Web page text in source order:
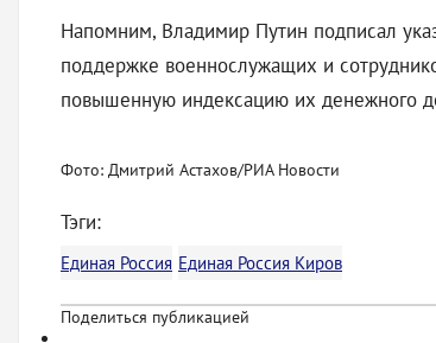
Напомним, Владимир Путин подписал
поддержке военнослужащих и
повышенную индексацию их денежного
Фото: Дмитрий Астахов/РИА Новости
Тэги:
Единая Россия Единая Россия Киров
Поделиться публикацией